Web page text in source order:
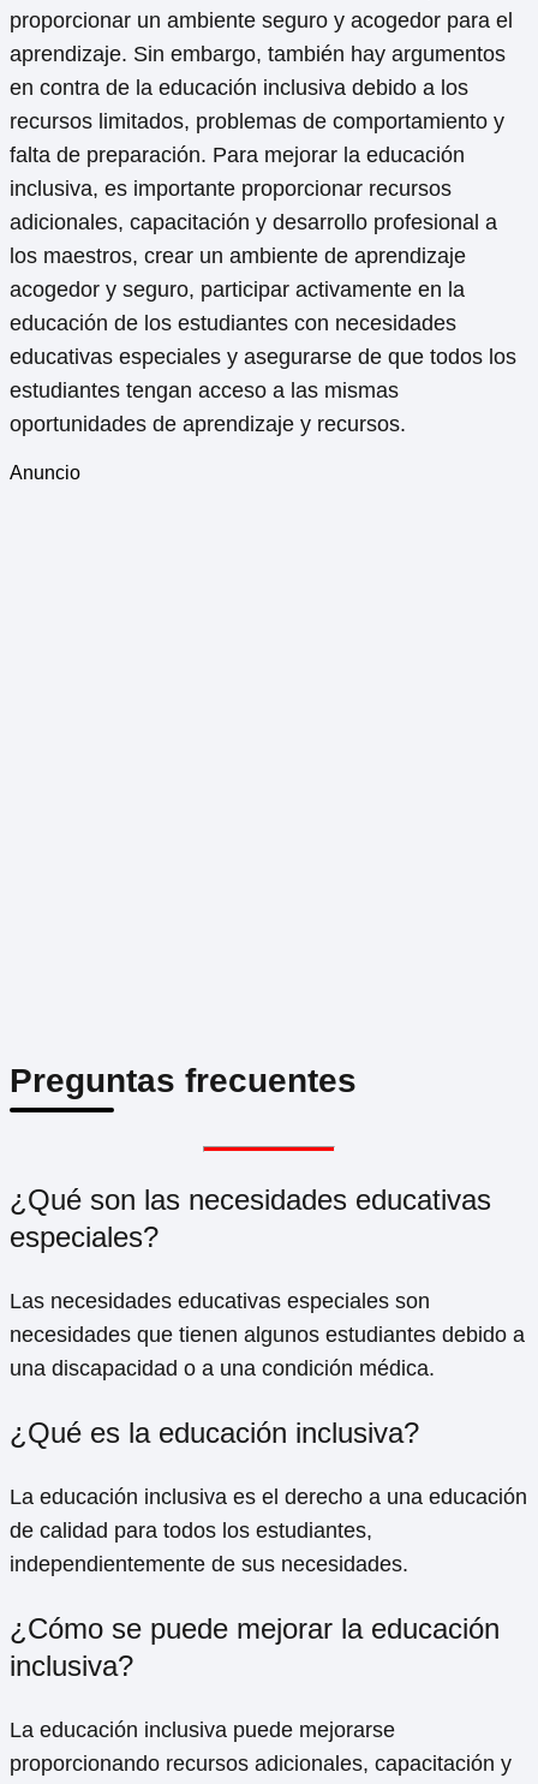
proporcionar un ambiente seguro y acogedor para el
aprendizaje. Sin embargo, también hay argumentos
en contra de la educación inclusiva debido a los
recursos limitados, problemas de comportamiento y
falta de preparación. Para mejorar la educación
inclusiva, es importante proporcionar recursos
adicionales, capacitación y desarrollo profesional a
los maestros, crear un ambiente de aprendizaje
acogedor y seguro, participar activamente en la
educación de los estudiantes con necesidades
educativas especiales y asegurarse de que todos los
estudiantes tengan acceso a las mismas
oportunidades de aprendizaje y recursos.
Anuncio
Preguntas frecuentes
¿Qué son las necesidades educativas
especiales?
Las necesidades educativas especiales son
necesidades que tienen algunos estudiantes debido a
una discapacidad o a una condición médica.
¿Qué es la educación inclusiva?
La educación inclusiva es el derecho a una educación
de calidad para todos los estudiantes,
independientemente de sus necesidades.
¿Cómo se puede mejorar la educación
inclusiva?
La educación inclusiva puede mejorarse
proporcionando recursos adicionales, capacitación y